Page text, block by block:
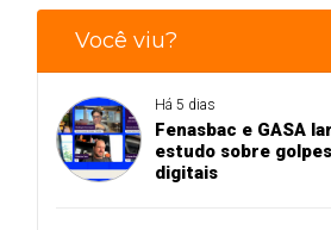
Você viu?
Há 5 dias
Fenasbac e GASA
estudo sobre golpes
digitais